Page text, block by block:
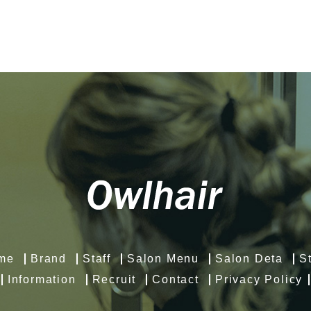
Brand Staff Salon Menu Salon Deta
Information
Recruit Contact Privacy Policy